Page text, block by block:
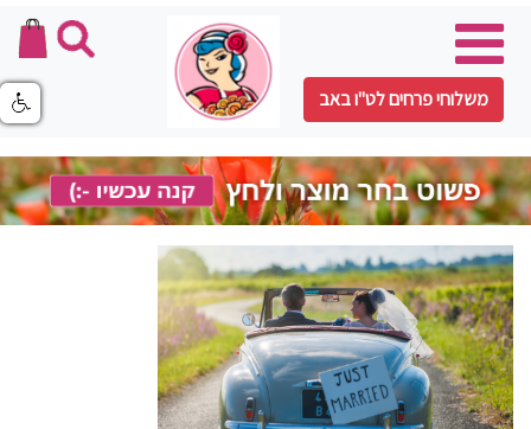
משלוחי פרחים לט"ו באב